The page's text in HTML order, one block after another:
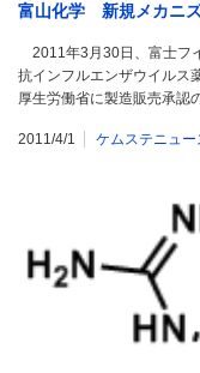
富山化学 新規メカニ
2011年3月30日、富士フ
抗インフルエンザウイルス
厚生労働省に製造販売承
2011/4/1 ケムステニュー